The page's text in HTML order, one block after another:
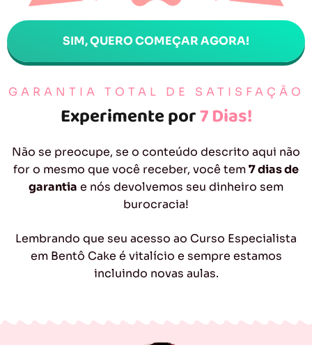
GARANTIA TOTAL DE SATISFAÇÃO
Experimente por7 Dias!
Não se preocupe, se o conteúdo descrito aqui não
for o mesmo que você receber, você tem7 dias de
garantia e nós devolvemos seu dinheiro sem
burocracia!
Lembrando que seu acesso ao Curso Especialista
em Bentô Cake é vitalício e sempre estamos
incluindo novas aulas.
SIM, QUERO COMEÇAR AGORA!